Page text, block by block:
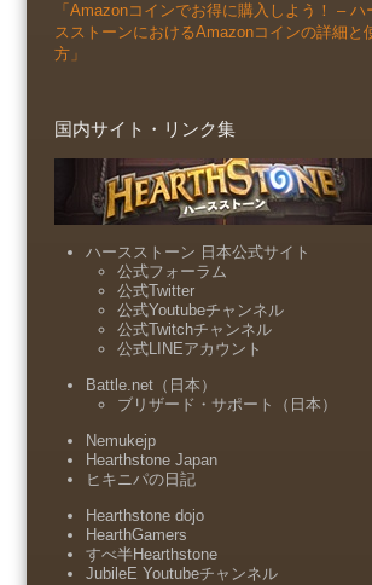
「Amazonコインでお得に購入しよう！ – ハ
スストーンにおけるAmazonコインの詳細と
方」
国内サイト・リンク集
ハースストーン 日本公式サイト
公式フォーラム
公式Twitter
公式Youtubeチャンネル
公式Twitchチャンネル
公式LINEアカウント
Battle.net（日本）
ブリザード・サポート（日本）
Nemukejp
Hearthstone Japan
ヒキニパの日記
Hearthstone dojo
HearthGamers
すべ半Hearthstone
JubileE Youtubeチャンネル